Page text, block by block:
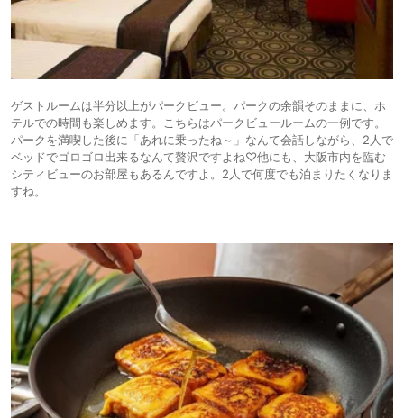
ゲストルームは半分以上がパークビュー。パークの余韻そのままに、ホ
テルでの時間も楽しめます。こちらはパークビュールームの一例です。
パークを満喫した後に「あれに乗ったね～」なんて会話しながら、2人で
ベッドでゴロゴロ出来るなんて贅沢ですよね♡他にも、大阪市内を臨む
シティビューのお部屋もあるんですよ。2人で何度でも泊まりたくなりま
すね。